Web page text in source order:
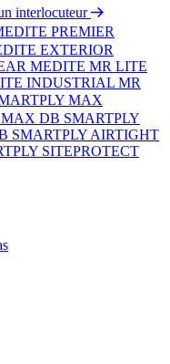
interlocuteur
PREMIER
EXTERIOR
MEDITE MR LITE
INDUSTRIAL MR
MAX
MAX DB SMARTPLY
SMARTPLY AIRTIGHT
SITEPROTECT